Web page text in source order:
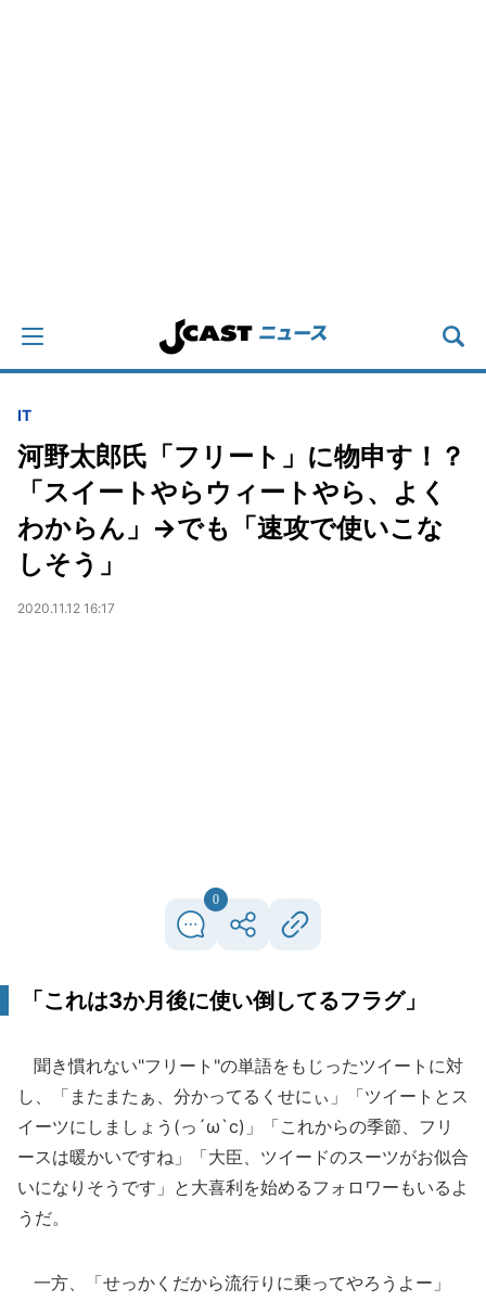
IT
河野太郎氏「フリート」に物申す！？
「スイートやらウィートやら、よく
わからん」→でも「速攻で使いこな
しそう」
2020.11.12 16:17
0
「これは3か月後に使い倒してるフラグ」
聞き慣れない"フリート"の単語をもじったツイートに対
し、「またまたぁ、分かってるくせにぃ」「ツイートとス
イーツにしましょう(っ´ω`c)」「これからの季節、フリ
ースは暖かいですね」「大臣、ツイードのスーツがお似合
いになりそうです」と大喜利を始めるフォロワーもいるよ
うだ。
一方、「せっかくだから流行りに乗ってやろうよー」